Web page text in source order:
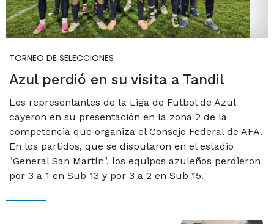
TORNEO DE SELECCIONES
Azul perdió en su visita a Tandil
Los representantes de la Liga de Fútbol de Azul
cayeron en su presentación en la zona 2 de la
competencia que organiza el Consejo Federal de AFA.
En los partidos, que se disputaron en el estadio
"General San Martín", los equipos azuleños perdieron
por 3 a 1 en Sub 13 y por 3 a 2 en Sub 15.